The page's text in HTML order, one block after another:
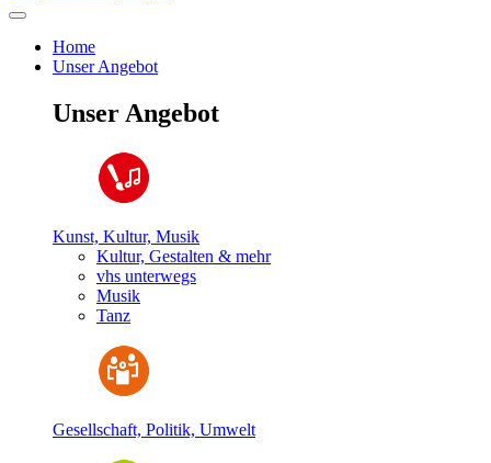
Home
Unser Angebot
Unser Angebot
Kunst, Kultur, Musik
Kultur, Gestalten & mehr
vhs unterwegs
Musik
Tanz
Gesellschaft, Politik, Umwelt